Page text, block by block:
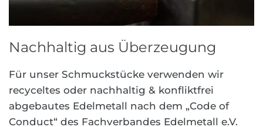
Nachhaltig aus Überzeugung
Für unser Schmuckstücke verwenden wir
recyceltes oder nachhaltig & konfliktfrei
abgebautes Edelmetall nach dem „Code of
Conduct“ des Fachverbandes Edelmetall e.V.